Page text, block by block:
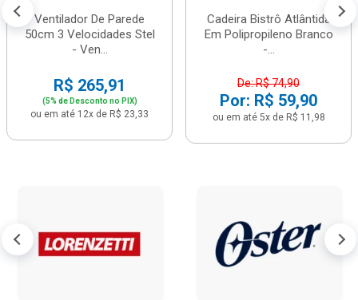
Ventilador De Parede
50cm 3 Velocidades Stel
- Ven...
R$ 265,91
(5% de Desconto no PIX)
ou em até 12x de R$ 23,33
Cadeira Bistrô Atlântida
Em Polipropileno Branco
-...
De: R$ 74,90
Por: R$ 59,90
ou em até 5x de R$ 11,98